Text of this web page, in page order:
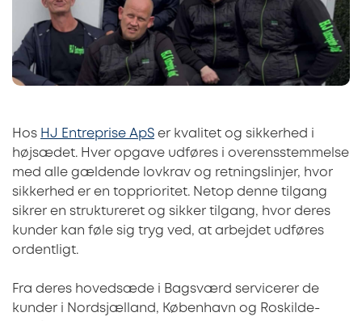
Hos HJ Entreprise ApS er kvalitet og sikkerhed i
højsædet. Hver opgave udføres i overensstemmelse
med alle gældende lovkrav og retningslinjer, hvor
sikkerhed er en topprioritet. Netop denne tilgang
sikrer en struktureret og sikker tilgang, hvor deres
kunder kan føle sig tryg ved, at arbejdet udføres
ordentligt.
Fra deres hovedsæde i Bagsværd servicerer de
kunder i Nordsjælland, København og Roskilde-